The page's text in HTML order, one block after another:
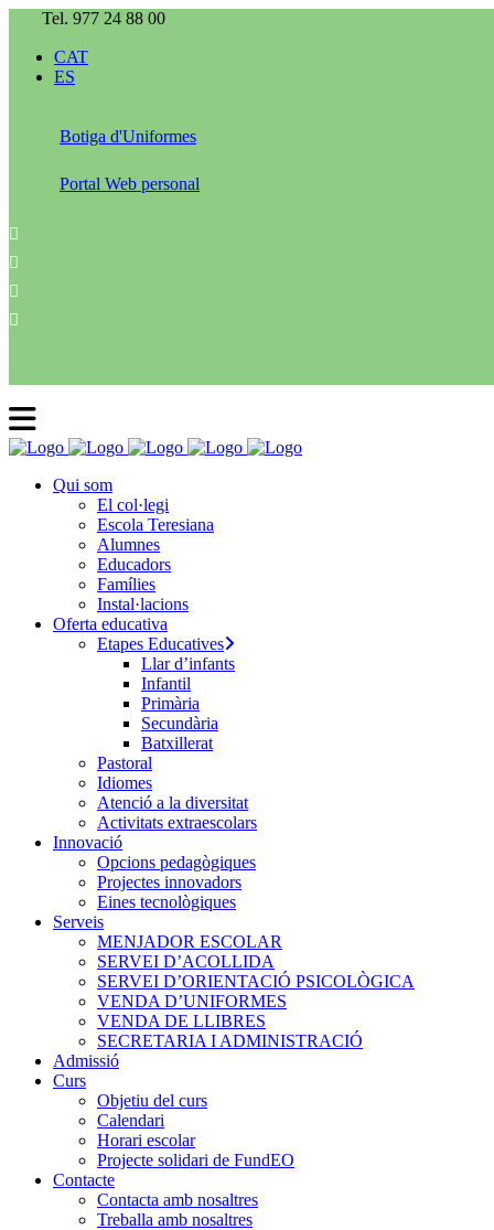
Tel. 977 24 88 00
CAT
ES
Botiga d'Uniformes
Portal Web personal
Qui som
El col·legi
Escola Teresiana
Alumnes
Educadors
Famílies
Instal·lacions
Oferta educativa
Etapes Educatives
Llar d’infants
Infantil
Primària
Secundària
Batxillerat
Pastoral
Idiomes
Atenció a la diversitat
Activitats extraescolars
Innovació
Opcions pedagògiques
Projectes innovadors
Eines tecnològiques
Serveis
MENJADOR ESCOLAR
SERVEI D’ACOLLIDA
SERVEI D’ORIENTACIÓ PSICOLÒGICA
VENDA D’UNIFORMES
VENDA DE LLIBRES
SECRETARIA I ADMINISTRACIÓ
Admissió
Curs
Objetiu del curs
Calendari
Horari escolar
Projecte solidari de FundEO
Contacte
Contacta amb nosaltres
Treballa amb nosaltres